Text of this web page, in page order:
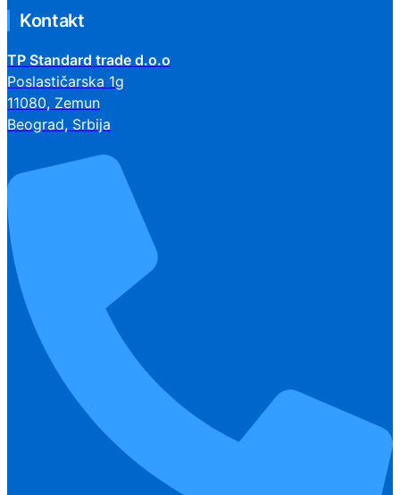
Kontakt
TP Standard trade d.o.o
Poslastičarska 1g
11080, Zemun
Beograd, Srbija